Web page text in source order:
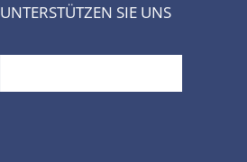
UNTERSTÜTZEN SIE UNS